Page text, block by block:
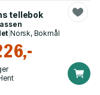
tellebok
|Norsk, Bokmål